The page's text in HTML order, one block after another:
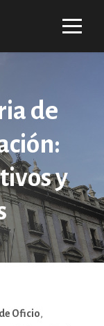
de
y
Oficio,